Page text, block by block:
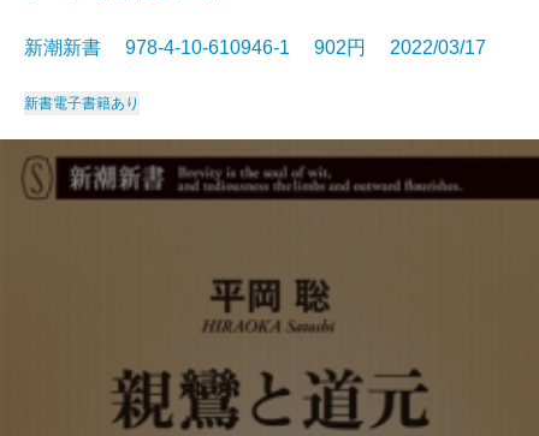
新潮新書 978-4-10-610946-1 902円 2022/03/17
新書電子書籍あり